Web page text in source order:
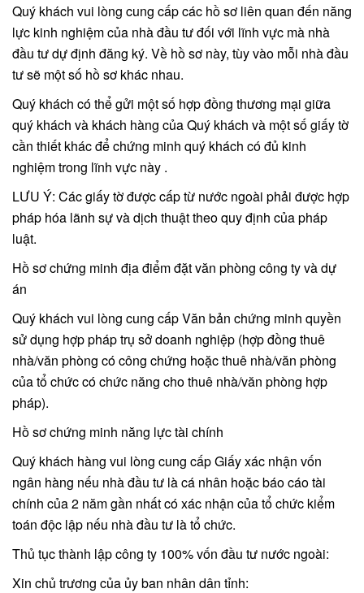
Quý khách vui lòng cung cấp các hồ sơ liên quan đến năng
lực kinh nghiệm của nhà đầu tư đối với lĩnh vực mà nhà
đầu tư dự định đăng ký. Về hồ sơ này, tùy vào mỗi nhà đầu
tư sẽ một số hồ sơ khác nhau.
Quý khách có thể gửi một số hợp đồng thương mại giữa
quý khách và khách hàng của Quý khách và một số giấy tờ
cần thiết khác để chứng minh quý khách có đủ kinh
nghiệm trong lĩnh vực này .
LƯU Ý: Các giấy tờ được cấp từ nước ngoài phải được hợp
pháp hóa lãnh sự và dịch thuật theo quy định của pháp
luật.
Hồ sơ chứng minh địa điểm đặt văn phòng công ty và dự
án
Quý khách vui lòng cung cấp Văn bản chứng minh quyền
sử dụng hợp pháp trụ sở doanh nghiệp (hợp đồng thuê
nhà/văn phòng có công chứng hoặc thuê nhà/văn phòng
của tổ chức có chức năng cho thuê nhà/văn phòng hợp
pháp).
Hồ sơ chứng minh năng lực tài chính
Quý khách hàng vui lòng cung cấp Giấy xác nhận vốn
ngân hàng nếu nhà đầu tư là cá nhân hoặc báo cáo tài
chính của 2 năm gần nhất có xác nhận của tổ chức kiểm
toán độc lập nếu nhà đầu tư là tổ chức.
Thủ tục thành lập công ty 100% vốn đầu tư nước ngoài:
Xin chủ trương của ủy ban nhân dân tỉnh: